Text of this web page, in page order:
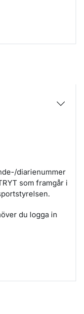
diarienummer
som framgår i
du logga in